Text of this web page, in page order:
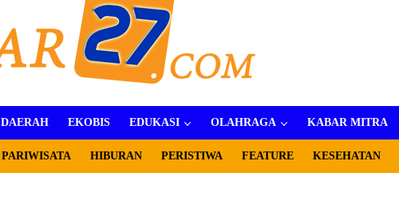
DAERAH EKOBIS EDUKASI OLAHRAGA KABAR MITRA
PARIWISATA HIBURAN PERISTIWA FEATURE KESEHATAN